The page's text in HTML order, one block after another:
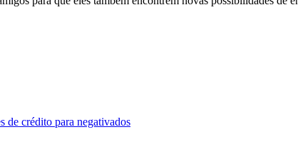
de crédito para negativados